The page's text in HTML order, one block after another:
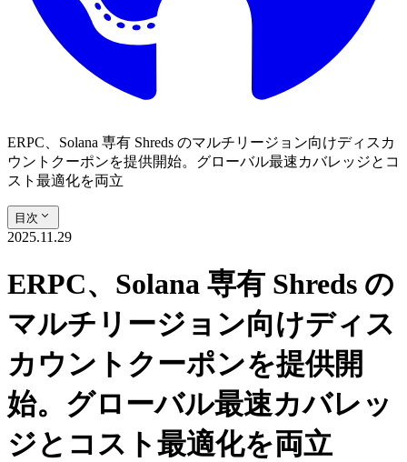
ERPC、Solana 専有 Shreds のマルチリージョン向けディスカ
ウントクーポンを提供開始。グローバル最速カバレッジとコ
スト最適化を両立
目次
2025.11.29
ERPC、Solana 専有 Shreds の
マルチリージョン向けディス
カウントクーポンを提供開
始。グローバル最速カバレッ
ジとコスト最適化を両立